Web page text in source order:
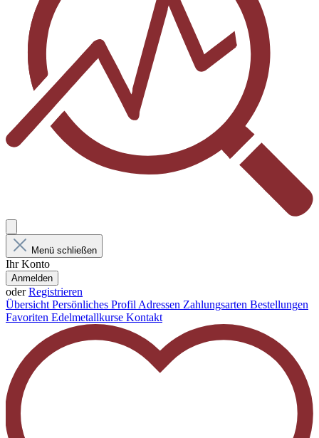
Menü schließen
Ihr Konto
Anmelden
oderRegistrieren
ÜbersichtPersönliches ProfilAdressen Zahlungsarten Bestellungen
Favoriten Edelmetallkurse Kontakt